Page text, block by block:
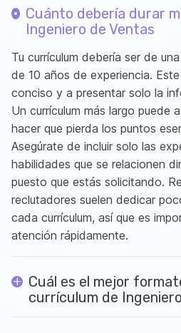
Cuánto debería durar
Ingeniero de Ventas
Tu currículum debería ser de
de 10 años de experiencia.
conciso y a presentar solo la
Un currículum más largo puede
hacer que pierda los puntos
Asegúrate de incluir solo las
habilidades que se relacionen
puesto que estás solicitando.
reclutadores suelen dedicar
cada currículum, así que es
atención rápidamente.
Cuál es el mejor
currículum de